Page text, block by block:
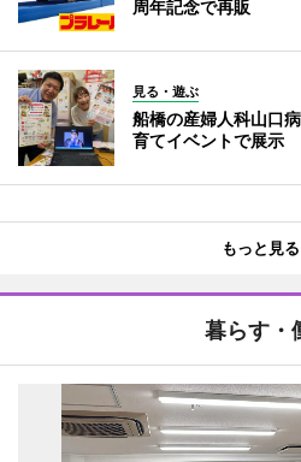
周年記念で再販
見る・遊ぶ
船橋の産婦人科山口
育てイベントで展示
もっと見る
暮らす・